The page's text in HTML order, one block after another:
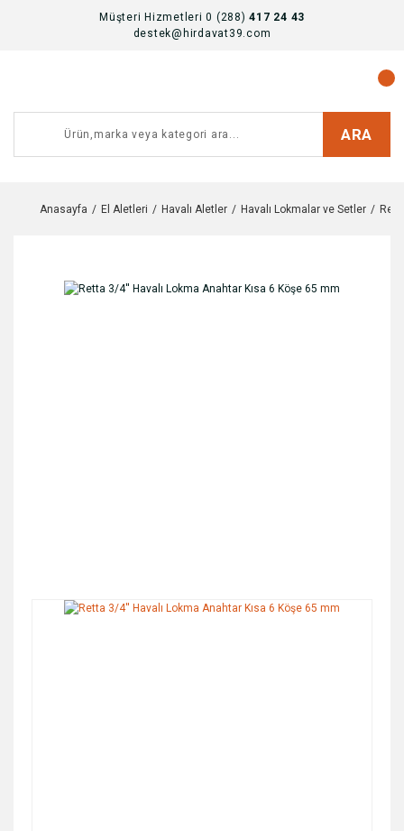
Müşteri Hizmetleri 0 (288)417 24 43
destek@hirdavat39.com
ARA
Anasayfa El Aletleri Havalı Aletler Havalı Lokmalar ve Setler